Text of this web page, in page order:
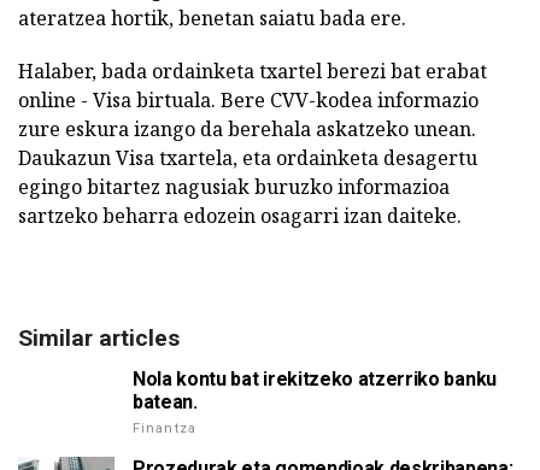
ateratzea hortik, benetan saiatu bada ere.
Halaber, bada ordainketa txartel berezi bat erabat
online - Visa birtuala. Bere CVV-kodea informazio
zure eskura izango da berehala askatzeko unean.
Daukazun Visa txartela, eta ordainketa desagertu
egingo bitartez nagusiak buruzko informazioa
sartzeko beharra edozein osagarri izan daiteke.
Similar articles
Nola kontu bat irekitzeko atzerriko banku
batean.
Finantza